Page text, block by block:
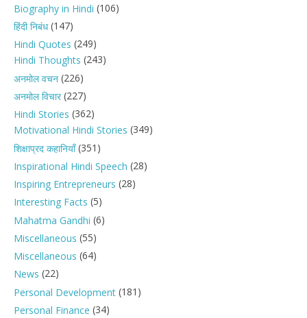
Biography in Hindi (106)
हिंदी निबंध(147)
Hindi Quotes (249)
Hindi Thoughts (243)
अनमोल वचन (226)
अनमोल विचार(227)
Hindi Stories (362)
Motivational Hindi Stories (349)
शिक्षाप्रद कहानियाँ(351)
Inspirational Hindi Speech (28)
Inspiring Entrepreneurs (28)
Interesting Facts (5)
Mahatma Gandhi (6)
Miscellaneous (55)
Miscellaneous (64)
News (22)
Personal Development (181)
Personal Finance (34)